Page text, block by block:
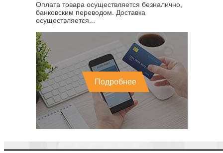
Оплата товара осуществляется безналично,
банковским переводом. Доставка
осуществляется...
Подробнее